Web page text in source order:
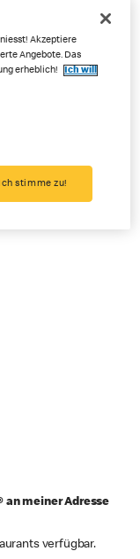
an meiner Adresse
verfügbar.
Akzeptiere
Angebote. Das
erheblich!
Ich will
Ich stimme zu!